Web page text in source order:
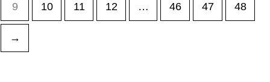
9 10 11 12 … 46 47 48
→